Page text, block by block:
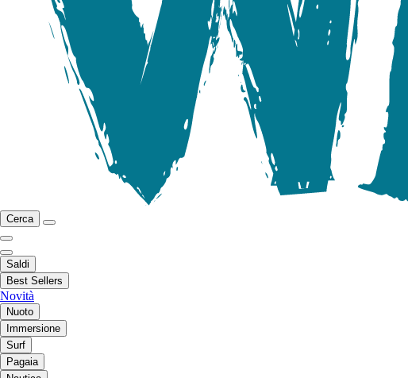
Cerca
Saldi
Best Sellers
Novità
Nuoto
Immersione
Surf
Pagaia